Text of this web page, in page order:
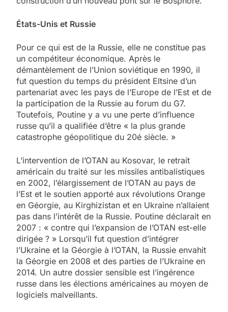
États-Unis et Russie
Pour ce qui est de la Russie, elle ne constitue pas
un compétiteur économique. Après le
démantèlement de l’Union soviétique en 1990, il
fut question du temps du président Eltsine d’un
partenariat avec les pays de l’Europe de l’Est et de
la participation de la Russie au forum du G7.
Toutefois, Poutine y a vu une perte d’influence
russe qu’il a qualifiée d’être « la plus grande
catastrophe géopolitique du 20é siècle. »
L’intervention de l’OTAN au Kosovar, le retrait
américain du traité sur les missiles antibalistiques
en 2002, l’élargissement de l’OTAN au pays de
l’Est et le soutien apporté aux révolutions Orange
en Géorgie, au Kirghizistan et en Ukraine n’allaient
pas dans l’intérêt de la Russie. Poutine déclarait en
2007 : « contre qui l’expansion de l’OTAN est-elle
dirigée ? » Lorsqu’il fut question d’intégrer
l’Ukraine et la Géorgie à l’OTAN, la Russie envahit
la Géorgie en 2008 et des parties de l’Ukraine en
2014. Un autre dossier sensible est l’ingérence
russe dans les élections américaines au moyen de
logiciels malveillants.